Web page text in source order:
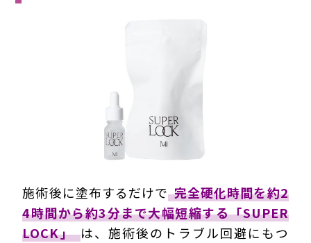
施術後に塗布するだけで 完全硬化時間を約2
4時間から約3分まで大幅短縮する「SUPER
LOCK」 は、施術後のトラブル回避にもつ